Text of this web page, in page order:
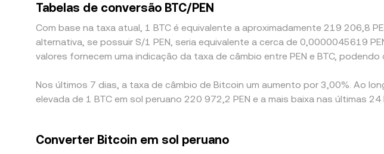
Tabelas de conversão BTC/PEN
Com base na taxa atual, 1 BTC é equivalente a aproximadamente 219 206,8
alternativa, se possuir S/1 PEN, seria equivalente a cerca de 0,0000045619
valores fornecem uma indicação da taxa de câmbio entre PEN e BTC,
Nos últimos 7 dias, a taxa de câmbio de Bitcoin um aumento por 3,00%. Ao
elevada de 1 BTC em sol peruano 220 972,2 PEN e a mais baixa nas últimas
Converter Bitcoin em sol peruano